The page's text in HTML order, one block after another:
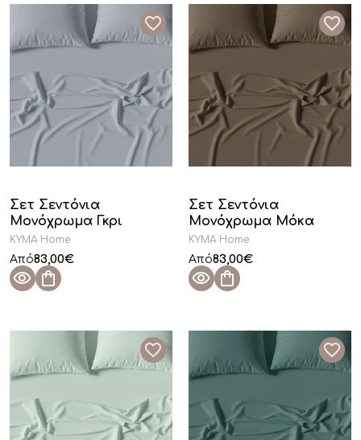
Σετ Σεντόνια
Μονόχρωμα Γκρι
KYMA Home
Από83,00€
Σετ Σεντόνια
Μονόχρωμα Μόκα
KYMA Home
Από83,00€